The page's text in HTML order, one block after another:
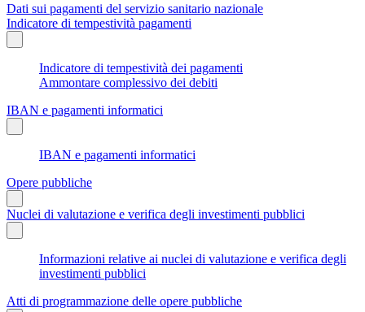
Dati sui pagamenti del servizio sanitario nazionale
Indicatore di tempestività pagamenti
Indicatore di tempestività dei pagamenti
Ammontare complessivo dei debiti
IBAN e pagamenti informatici
IBAN e pagamenti informatici
Opere pubbliche
Nuclei di valutazione e verifica degli investimenti pubblici
Informazioni relative ai nuclei di valutazione e verifica degli
investimenti pubblici
Atti di programmazione delle opere pubbliche